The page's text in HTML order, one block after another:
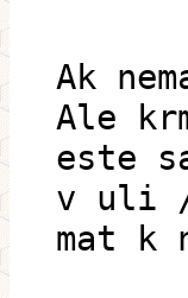
Ak
Ale
este
v uli /
mat k